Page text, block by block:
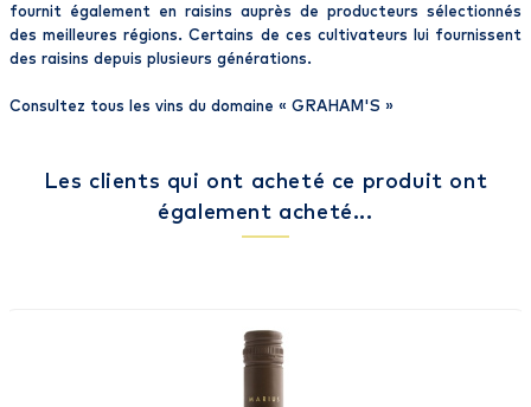
fournit également en raisins auprès de producteurs sélectionnés
des meilleures régions. Certains de ces cultivateurs lui fournissent
des raisins depuis plusieurs générations.
Consultez tous les vins du domaine « GRAHAM'S »
Les clients qui ont acheté ce produit ont
également acheté...